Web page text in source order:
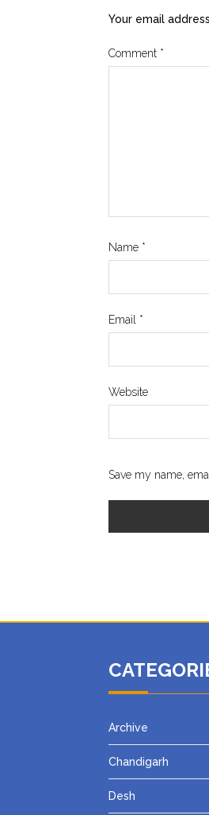
Your email
Comment *
Name *
Email *
Website
Save my name,
Archive
Chandigarh
Desh